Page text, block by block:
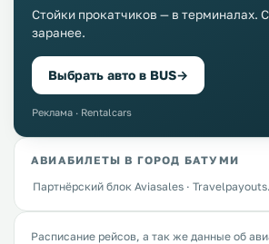
Стойки прокатчиков — в терминалах.
заранее.
Выбрать авто в BUS→
Реклама · Rentalcars
АВИАБИЛЕТЫ В ГОРОД БАТУМИ
Партнёрский блок Aviasales · Travelpayouts.
Расписание рейсов, а так же данные об